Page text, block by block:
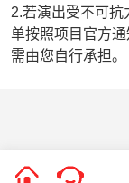
2.若演出受不可
单按照项目官方
需由您自行承担。